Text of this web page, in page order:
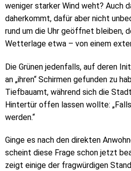
weniger starker Wind weht? Auch
daherkommt, dafür aber nicht
rund um die Uhr geöffnet bleiben,
Wetterlage etwa – von einem
Die Grünen jedenfalls, auf deren
an „ihren“ Schirmen gefunden zu
Tiefbauamt, während sich die
Hintertür offen lassen wollte:
werden.“
Ginge es nach den direkten
scheint diese Frage schon jetzt
zeigt einige der fragwürdigen